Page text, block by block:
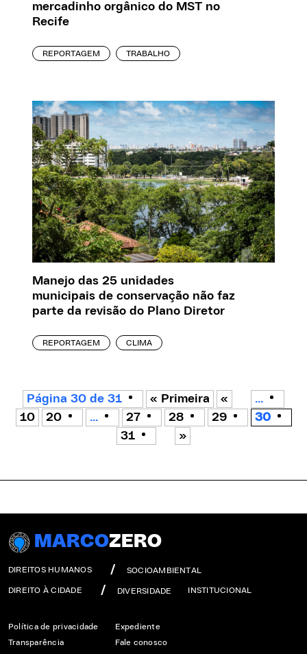
mercadinho orgânico do MST no
Recife
REPORTAGEM TRABALHO
Manejo das 25 unidades
municipais de conservação não faz
parte da revisão do Plano Diretor
REPORTAGEM CLIMA
Página 30 de 31 « Primeira «
...
10
20 ... 27 28 29
30
31
»
MARCOZERO
DIREITOS HUMANOS SOCIOAMBIENTAL
DIREITO À CIDADE DIVERSIDADE INSTITUCIONAL
Política de privacidade
Transparência
Expediente
Fale conosco